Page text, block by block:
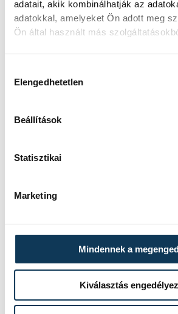
adatait, akik kombinálhatják az
adatokkal, amelyeket Ön adott meg
Ön által használt más
Elengedhetetlen
Beállítások
Statisztikai
Marketing
Mindennek a
Kiválasztás
TOVÁBBI
KÖZÉLET